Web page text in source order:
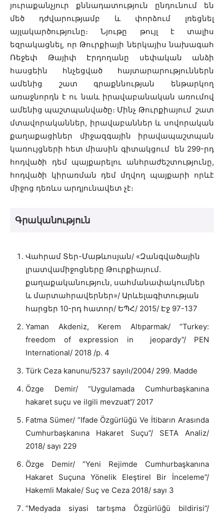
յուրաքանչյուր քննադատություն ընդունում են
մեծ դժվարությամբ և փորձում լռեցնել
այլակարծությունը։ Նյութը թույլ է տալիս
եզրակացնել, որ Թուրքիայի ներկայիս նախագահ
Ռեջեփ Թայիփ Էրդողանը սեփական անձի
հասցեին հնչեցված հայտարարություններն
ամենից շատ գրաքննության ենթարկող
առաջնորդն է ու նաև իրավաբանական առումով
ամենից պաշտպանվածը։ Մինչ Թուրքիայում շատ
մտավորականներ, իրավաբաններ և սովորական
քաղաքացիներ միջազգային իրավապաշտպան
կառույցների հետ միասին գիտակցում են 299-րդ
հոդվածի դեմ պայքարելու անհրաժեշտությունը,
հոդվածի կիրառման դեմ մղվող պայքարի որևէ
միջոց դեռևս արդյունավետ չէ։
Գրականություն
Վահրամ Տեր-Մաթևոսյան/ «Զանգվածային
լրատվամիջոցները Թուրքիայում.
քաղաքականություն, սահմանափակումներ
և մարտահրավերներ»/ Արևելագիտության
հարցեր 10-րդ հատոր/ ԵՊՀ/ 2015/ Էջ 97-137
Yaman Akdeniz, Kerem Altıparmak/ “Turkey:
freedom of expression in jeopardy”/ PEN
International/ 2018 /p. 4
Türk Ceza kanunu/5237 sayılı/2004/ 299. Madde
Özge Demir/ “Uygulamada Cumhurbaşkanına
hakaret suçu ve ilgili mevzuat”/ 2017
Fatma Sümer/ “Ifade Özgürlüğü Ve İtibarın Arasında
Cumhurbaşkanına Hakaret Suçu”/ SETA Analiz/
2018/ sayı 229
Özge Demir/ “Yeni Rejimde Cumhurbaşkanına
Hakaret Suçuna Yönelik Eleştirel Bir İnceleme”/
Hakemli Makale/ Suç ve Ceza 2018/ sayı 3
“Medyada siyasi tartışma Özgürlüğü bildirisi”/